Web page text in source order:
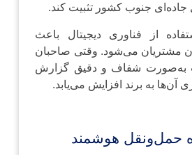
جنوب کشور تثبیت کند.
از فناوری دیجیتال باعث
مشتریان می‌شود. وقتی صاحبان
به‌صورت شفاف و دقیق گزارش
آن‌ها به برند افزایش می‌یابد.
حمل‌ونقل هوشمند